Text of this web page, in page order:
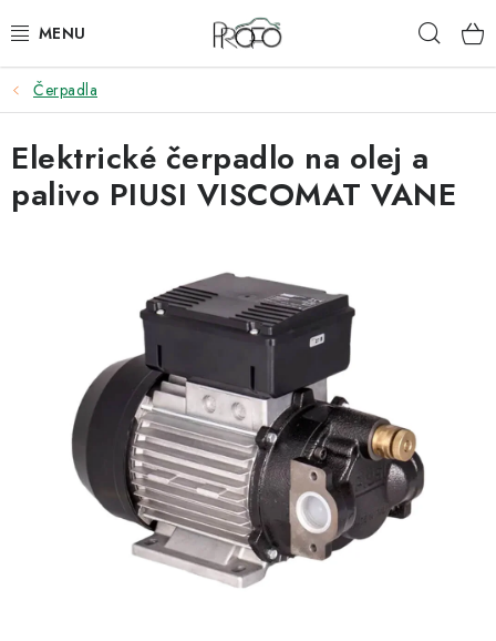
na
ZVEDÁKY
ZOUVAČKY
VYVAŽOVAČKY
AUTOMATICKÉ PŘEVODOVKY
KLIMATIZACE
OLEJE A KAPALINY
ODSÁVÁNÍ
TECHNICKÁ VÝUKA
Čerpadla
Elektrické čerpadlo na olej a
palivo PIUSI VISCOMAT VANE